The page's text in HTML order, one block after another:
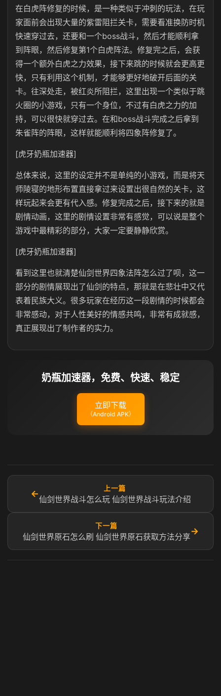
在白虎阵修复的时候，是一种类似于冲刺的玩法，在玩
家面前会出现大量的紫雷阻拦关卡，需要看准换防时机
快速穿过去，还要和一个boss战斗，然后才能顺利拿
到阵眼，然后修复第1个白虎阵法。修复完之后，会获
得一个额外白虎之力效果，接下来跳的时候就会更高更
快，只有利用这个机制，才能够更好地破开后面的关
卡。往深处走，被红炎所阻拦，这里出现一个类似于跳
火圈的小游戏，只有一个身位，不过有白虎之力的加
持，可以很快就穿过去。在和boss战斗完成之后拿到
朱雀阵的阵眼，这样就能顺利将四象阵修复了。
[虎牙奶瓶加速器]
总体来说，这里的设定并不是单纯的小游戏，而是将天
师陵寝的地形布置直接拿过来设置出很自然的关卡，这
样玩起来会更有代入感。修复完成之后，接下来的就是
剧情动画，这里的剧情设置非常有感觉，可以说是整个
游戏中最精彩的部分，大家一定要静静欣赏。
[虎牙奶瓶加速器]
看到这里也就清楚仙剑世界四象法阵怎么过了呗，这一
部分的剧情展现出了仙剑的特点，那就是在悲壮中又代
表着民族大义。很多玩家在经历这一段剧情的时候都会
非常感动，对于人性美好的情感共鸣，非常有成就感，
真正展现出了制作者的实力。
奶瓶加速器，免费、快速、稳定
立即下载
（Android APK）
←
上一篇
仙剑世界战斗怎么玩 仙剑世界战斗玩法介绍
下一篇
仙剑世界原石怎么刷 仙剑世界原石获取方法分享
→